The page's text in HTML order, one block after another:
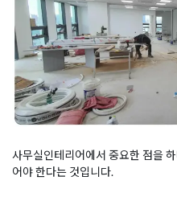
사무실인테리어에서 중요한 점을
어야 한다는 것입니다.